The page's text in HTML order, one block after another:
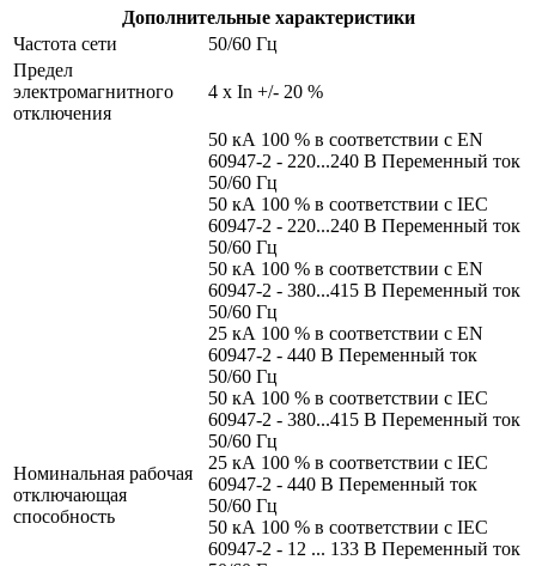
Дополнительные характеристики
Частота сети
50/60 Гц
Предел
электромагнитного
отключения
4 x In +/- 20 %
Номинальная рабочая
отключающая
способность
50 кА 100 % в соответствии с EN
60947-2 - 220...240 В Переменный ток
50/60 Гц
50 кА 100 % в соответствии с IEC
60947-2 - 220...240 В Переменный ток
50/60 Гц
50 кА 100 % в соответствии с EN
60947-2 - 380...415 В Переменный ток
50/60 Гц
25 кА 100 % в соответствии с EN
60947-2 - 440 В Переменный ток
50/60 Гц
50 кА 100 % в соответствии с IEC
60947-2 - 380...415 В Переменный ток
50/60 Гц
25 кА 100 % в соответствии с IEC
60947-2 - 440 В Переменный ток
50/60 Гц
50 кА 100 % в соответствии с IEC
60947-2 - 12 ... 133 В Переменный ток